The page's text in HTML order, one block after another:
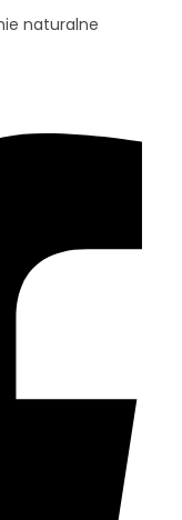
naturalne